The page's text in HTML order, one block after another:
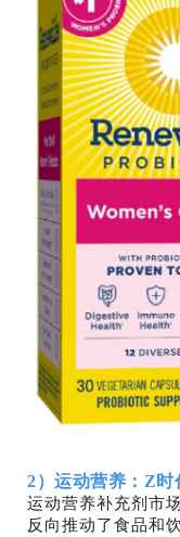
2） 运动营养：Z时
运动营养补充剂市
反向推动了食品和